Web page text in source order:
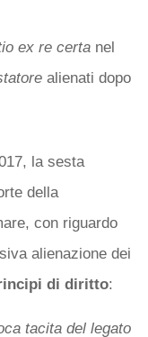
ex re certanel
alienati dopo
la sesta
della
con riguardo
alienazione dei
di diritto:
tacita del legato